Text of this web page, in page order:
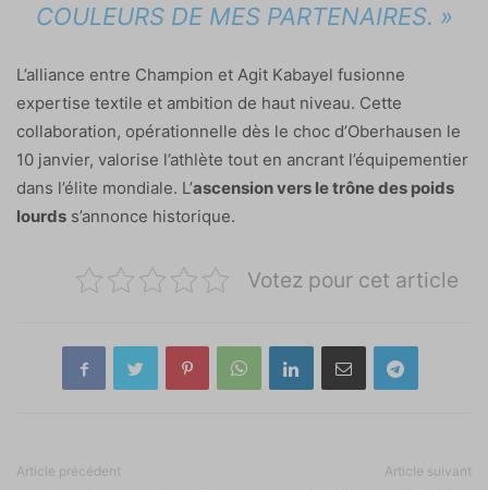
COULEURS DE MES PARTENAIRES. »
L’alliance entre Champion et Agit Kabayel fusionne
expertise textile et ambition de haut niveau. Cette
collaboration, opérationnelle dès le choc d’Oberhausen le
10 janvier, valorise l’athlète tout en ancrant l’équipementier
dans l’élite mondiale. L’ascension vers le trône des poids
lourds s’annonce historique.
Votez pour cet article
Article précédent Article suivant